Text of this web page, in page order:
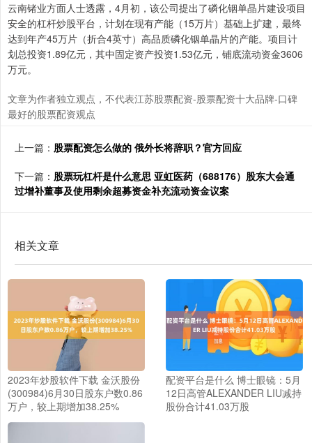
云南锗业方面人士透露，4月初，该公司提出了磷化铟单晶片建设项目
安全的杠杆炒股平台，计划在现有产能（15万片）基础上扩建，最终
达到年产45万片（折合4英寸）高品质磷化铟单晶片的产能。项目计
划总投资1.89亿元，其中固定资产投资1.53亿元，铺底流动资金3606
万元。
文章为作者独立观点，不代表江苏股票配资-股票配资十大品牌-口碑
最好的股票配资观点
上一篇： 股票配资怎么做的 俄外长将辞职？官方回应
下一篇： 股票玩杠杆是什么意思 亚虹医药（688176）股东大会通
过增补董事及使用剩余超募资金补充流动资金议案
相关文章
2023年炒股软件下载 金沃股份
(300984)6月30日股东户数0.86
万户，较上期增加38.25%
配资平台是什么 博士眼镜：5月
12日高管ALEXANDER LIU减持
股份合计41.03万股